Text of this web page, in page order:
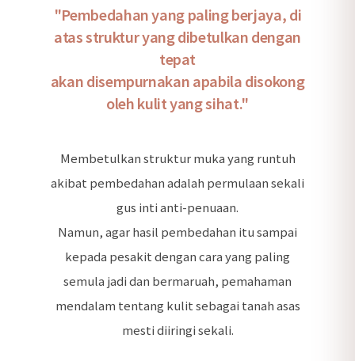
"Pembedahan yang paling berjaya, di
atas struktur yang dibetulkan dengan
tepat
akan disempurnakan apabila disokong
oleh kulit yang sihat."
Membetulkan struktur muka yang runtuh
akibat pembedahan adalah permulaan sekali
gus inti anti-penuaan.
Namun, agar hasil pembedahan itu sampai
kepada pesakit dengan cara yang paling
semula jadi dan bermaruah, pemahaman
mendalam tentang kulit sebagai tanah asas
mesti diiringi sekali.